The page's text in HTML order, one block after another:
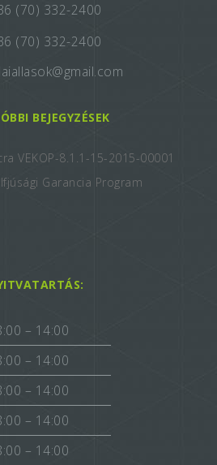
(70) 332-2400
(70) 332-2400
BEJEGYZÉSEK
VEKOP-8.1.1-15-2015-00001
Garancia Program
– 14:00
– 14:00
– 14:00
– 14:00
– 14:00